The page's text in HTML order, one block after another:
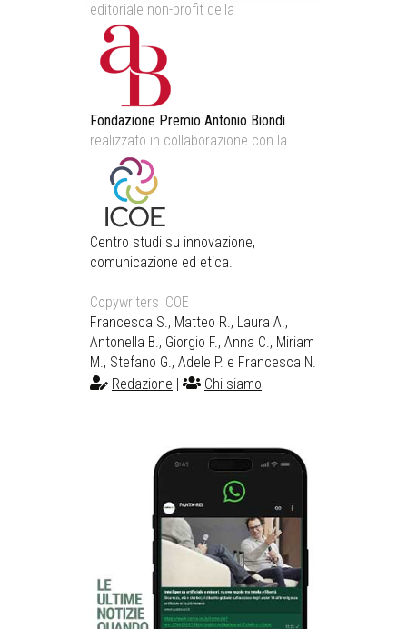
editoriale non-profit della
Fondazione Premio Antonio Biondi
realizzato in collaborazione con la
Centro studi su innovazione,
comunicazione ed etica.
Copywriters ICOE
Francesca S., Matteo R., Laura A.,
Antonella B., Giorgio F., Anna C., Miriam
M., Stefano G., Adele P. e Francesca N.
Redazione
Chi siamo